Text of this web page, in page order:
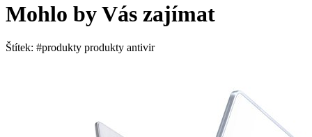
Mohlo by Vás zajímat
Štítek: #produkty produkty antivir